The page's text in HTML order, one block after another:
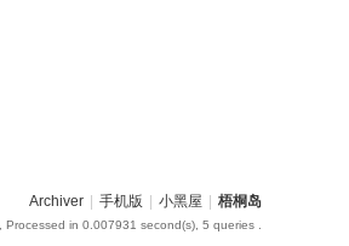
Archiver 手机版 小黑屋 梧桐岛
, Processed in 0.007931 second(s), 5 queries .